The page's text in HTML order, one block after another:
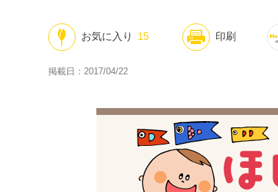
お気に入り 15 印刷
掲載日：2017/04/22